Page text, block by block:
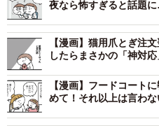
この漫画の記事を見る
夜なら怖すぎると話題
【漫画】猫用爪とぎ注
したらまさかの「神対
【漫画】フードコート
めて！それ以上は言わな